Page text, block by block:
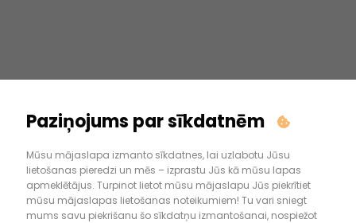
Paziņojums par sīkdatnēm
Mūsu mājaslapa izmanto sīkdatnes, lai uzlabotu Jūsu
lietošanas pieredzi un mēs – izprastu Jūs kā mūsu lapas
apmeklētājus. Turpinot lietot mūsu mājaslapu Jūs piekrītiet
mūsu mājaslapas lietošanas noteikumiem! Tu vari sniegt
mums savu piekrišanu šo sīkdatņu izmantošanai, nospiežot